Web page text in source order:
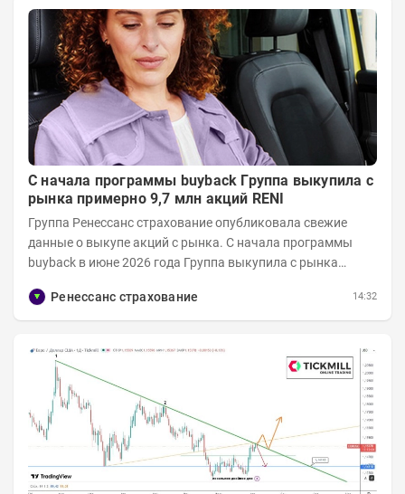
С начала программы buyback Группа выкупила с
рынка примерно 9,7 млн акций RENI
Группа Ренессанс страхование опубликовала свежие
данные о выкупе акций с рынка. C начала программы
buyback в июне 2026 года Группа выкупила с рынка
Ренессанс страхование
14:32